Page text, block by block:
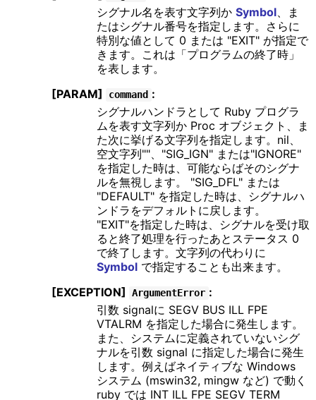
シグナル名を表す文字列か Symbol、ま
たはシグナル番号を指定します。さらに
特別な値として 0 または "EXIT" が指定で
きます。これは「プログラムの終了時」
を表します。
[PARAM]
command :
シグナルハンドラとして Ruby プログラ
ムを表す文字列か Proc オブジェクト、ま
た次に挙げる文字列を指定します。nil、
空文字列""、"SIG_IGN" または"IGNORE"
を指定した時は、可能ならばそのシグナ
ルを無視します。 "SIG_DFL" または
"DEFAULT" を指定した時は、シグナルハ
ンドラをデフォルトに戻します。
"EXIT"を指定した時は、シグナルを受け取
ると終了処理を行ったあとステータス 0
で終了します。文字列の代わりに
Symbolで指定することも出来ます。
[EXCEPTION]
ArgumentError :
引数 signalに SEGV BUS ILL FPE
VTALRM を指定した場合に発生します。
また、システムに定義されていないシグ
ナルを引数 signal に指定した場合に発生
します。例えばネイティブな Windows
システム (mswin32, mingw など) で動く
ruby では INT ILL FPE SEGV TERM